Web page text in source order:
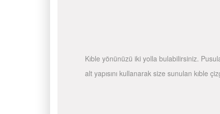
Kıble yönünüzü iki yolla bulabilirsiniz.
alt yapısını kullanarak size sunulan kıble